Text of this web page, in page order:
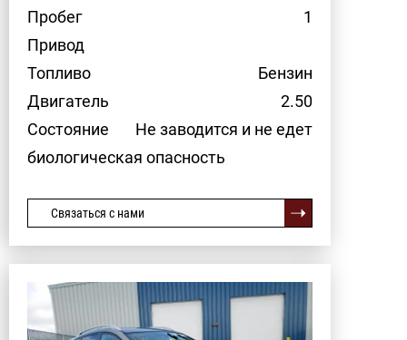
Пробег
1
Привод
Топливо
Бензин
Двигатель
2.50
Состояние
Не заводится и не едет
биологическая опасность
Связаться с нами